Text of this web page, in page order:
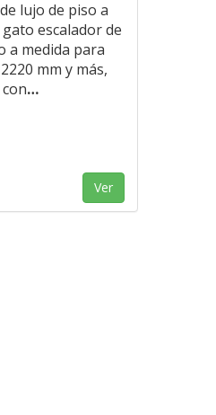
lujo de piso a
escalador de
a medida para
mm y más,
con…
Ver